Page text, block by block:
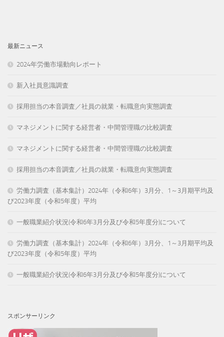
最新ニュース
2024年労働市場動向レポート
新入社員意識調査
採用担当の本音調査／社員の就業・転職意向実態調査
マネジメントに関する経営者・中間管理職の比較調査
マネジメントに関する経営者・中間管理職の比較調査
採用担当の本音調査／社員の就業・転職意向実態調査
労働力調査（基本集計）2024年（令和6年）3月分、1～3月期平均及
び2023年度（令和5年度）平均
一般職業紹介状況(令和6年3月分及び令和5年度分)について
労働力調査（基本集計）2024年（令和6年）3月分、1～3月期平均及
び2023年度（令和5年度）平均
一般職業紹介状況(令和6年3月分及び令和5年度分)について
スポンサーリンク